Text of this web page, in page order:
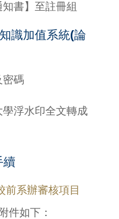
書】至註冊組
識加值系統(論
密碼
浮水印全文轉成
續
前系辦審核項目
件如下：